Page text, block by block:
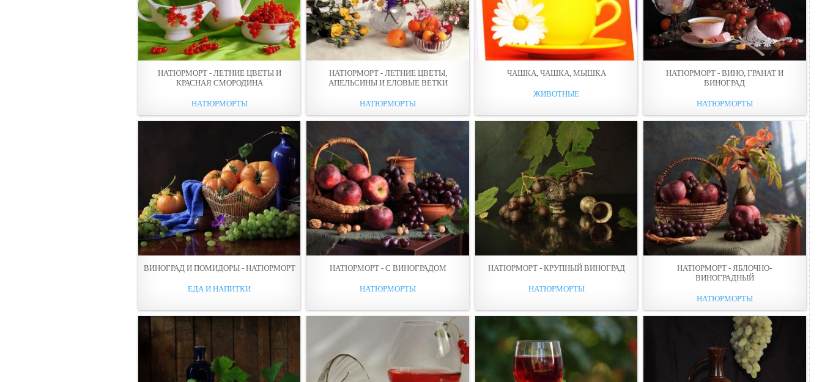
НАТЮРМОРТ - ЛЕТНИЕ ЦВЕТЫ И
КРАСНАЯ СМОРОДИНА
НАТЮРМОРТЫ
НАТЮРМОРТ - ЛЕТНИЕ ЦВЕТЫ,
АПЕЛЬСИНЫ И ЕЛОВЫЕ ВЕТКИ
НАТЮРМОРТЫ
ЧАШКА, ЧАШКА, МЫШКА
ЖИВОТНЫЕ
НАТЮРМОРТ - ВИНО, ГРАНАТ И
ВИНОГРАД
НАТЮРМОРТЫ
ВИНОГРАД И ПОМИДОРЫ - НАТЮРМОРТ
ЕДА И НАПИТКИ
НАТЮРМОРТ - С ВИНОГРАДОМ
НАТЮРМОРТЫ
НАТЮРМОРТ - КРУПНЫЙ ВИНОГРАД
НАТЮРМОРТЫ
НАТЮРМОРТ - ЯБЛОЧНО-
ВИНОГРАДНЫЙ
НАТЮРМОРТЫ